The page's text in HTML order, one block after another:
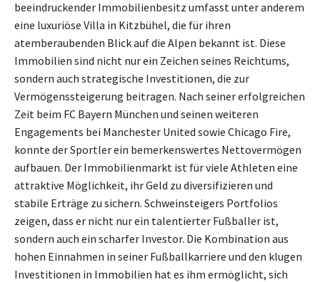
beeindruckender Immobilienbesitz umfasst unter anderem
eine luxuriöse Villa in Kitzbühel, die für ihren
atemberaubenden Blick auf die Alpen bekannt ist. Diese
Immobilien sind nicht nur ein Zeichen seines Reichtums,
sondern auch strategische Investitionen, die zur
Vermögenssteigerung beitragen. Nach seiner erfolgreichen
Zeit beim FC Bayern München und seinen weiteren
Engagements bei Manchester United sowie Chicago Fire,
konnte der Sportler ein bemerkenswertes Nettovermögen
aufbauen. Der Immobilienmarkt ist für viele Athleten eine
attraktive Möglichkeit, ihr Geld zu diversifizieren und
stabile Erträge zu sichern. Schweinsteigers Portfolios
zeigen, dass er nicht nur ein talentierter Fußballer ist,
sondern auch ein scharfer Investor. Die Kombination aus
hohen Einnahmen in seiner Fußballkarriere und den klugen
Investitionen in Immobilien hat es ihm ermöglicht, sich